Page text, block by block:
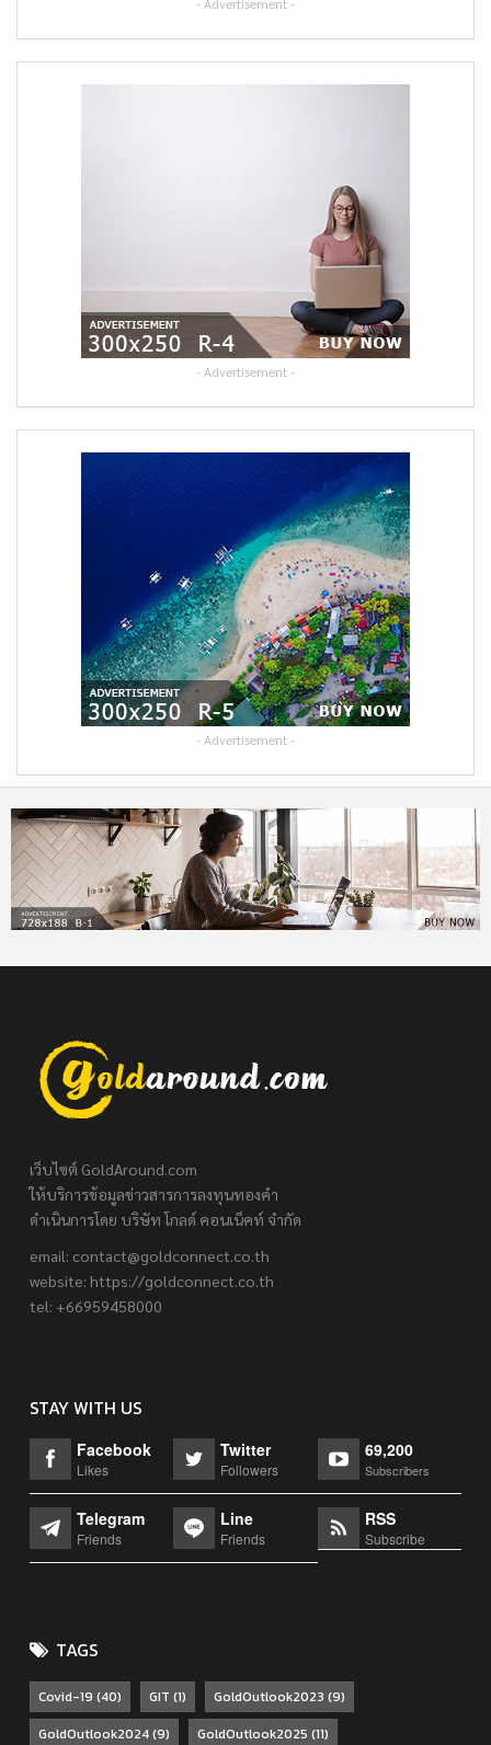
- Advertisement -
- Advertisement -
เว็บไซต์ GoldAround.com
ให้บริการข้อมูลข่าวสารการลงทุนทองคำ
ดำเนินการโดย บริษัท โกลด์ คอนเน็คท์ จำกัด
email: contact@goldconnect.co.th
website: https://goldconnect.co.th
tel: +66959458000
STAY WITH US
Facebook
Likes
Twitter
Followers
69,200
Subscribers
Telegram
Friends
Line
Friends
RSS
Subscribe
TAGS
Covid-19 (40) GIT (1) GoldOutlook2023 (9)
GoldOutlook2024(9) GoldOutlook2025 (11)